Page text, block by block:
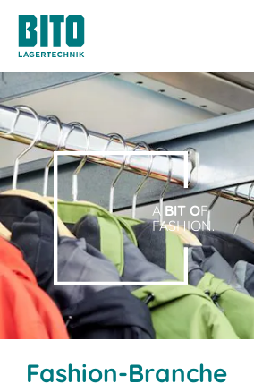
A BIT OF
FASHION.
Fashion-Branche